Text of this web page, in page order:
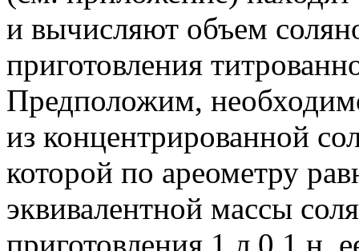
и вычисляют объем
приготовления
Предположим,
из концентрированной
которой по ареометру
эквивалентной массы
приготовления 1 л 0,1 н.